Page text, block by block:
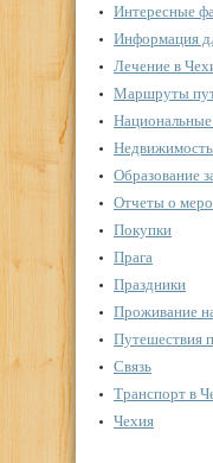
Интересные
Информация
Лечение в
Маршруты
Образование
Отчеты о
Покупки
Прага
Праздники
Проживание
Путешествия
Связь
Транспорт в
Чехия